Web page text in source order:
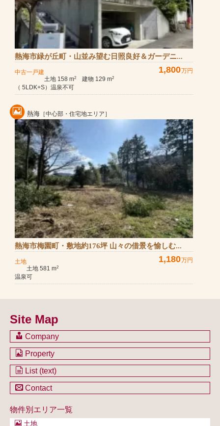
熱海市緑が丘町・山並み望む日照良好＆ガーデニ...
中古一戸建 1,800万円
土地 158 m2 建物 129 m2
（ 5LDK+S）温泉不可
熱海 ［中心部・住宅地エリア］
熱海市梅園町・敷地約176坪 山々の借景を愉しむ...
土地 1,180万円
土地 581 m2
温泉可
Site Map
Company
会社のご案内
不動産を購入したい方
不動産を売却したい方
不動産買取システム
Property
土地一覧
戸建一覧
マンション一覧
事業用物件一覧
List (text)
土地一覧
戸建一覧
マンション一覧
事業用物件一覧
Contact
ブログ
物件別エリア一覧
土地